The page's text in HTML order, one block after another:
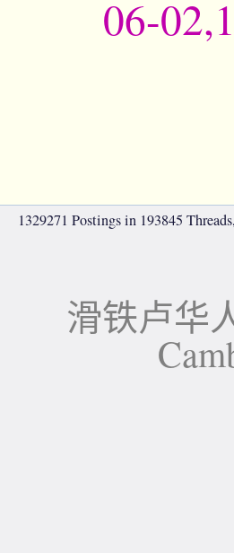
06-
1329271 Postings in 193845
滑铁卢华